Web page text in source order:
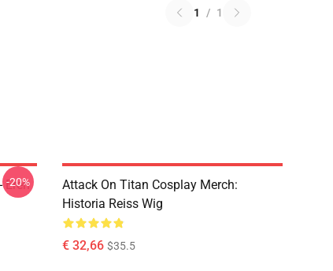
1 / 1
Eren
-20%
Attack On Titan Cosplay Merch:
Historia Reiss Wig
€ 32,66 $35.5